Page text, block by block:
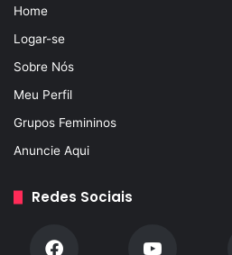
Home
Logar-se
Sobre Nós
Meu Perfil
Grupos Femininos
Anuncie Aqui
Redes Sociais